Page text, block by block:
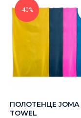
-40%
ПОЛОТЕНЦЕ JOMA
TOWEL